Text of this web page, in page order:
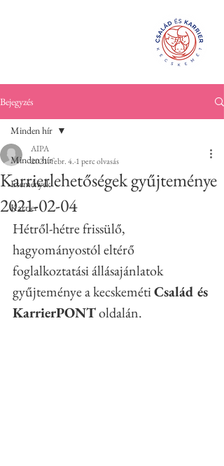
Bejegyzés
Minden hír
Események
Karrier
Minden hír
Karrierlehetőségek gyűjteménye
2021-02-04
AIPA
2021. febr. 4. 1 perc olvasás
Hétről-hétre frissülő,
hagyományostól eltérő
foglalkoztatási állásajánlatok
gyűjteménye a kecskeméti Család és
KarrierPONT oldalán.